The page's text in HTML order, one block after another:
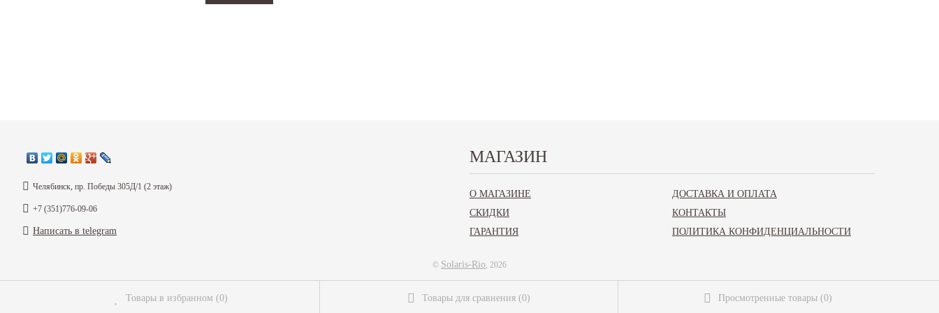
Челябинск, пр. Победы 305Д/1 (2 этаж)
+7 (351)776-09-06
Написать в telegram
МАГАЗИН
О МАГАЗИНЕ
ДОСТАВКА И ОПЛАТА
СКИДКИ
КОНТАКТЫ
ГАРАНТИЯ
ПОЛИТИКА КОНФИДЕНЦИАЛЬНОСТИ
© Solaris-Rio, 2026
Товары в избранном (0) Товары для сравнения (0) Просмотренные товары (0)